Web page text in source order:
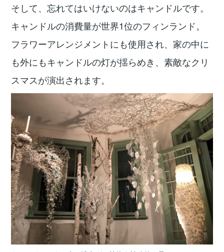
そして、忘れてはいけないのはキャンドルです。
キャンドルの消費量が世界1位のフィンランド。
フラワーアレンジメントにも使用され、家の中に
も外にもキャンドルの灯が揺らめき、素敵なクリ
スマスが演出されます。